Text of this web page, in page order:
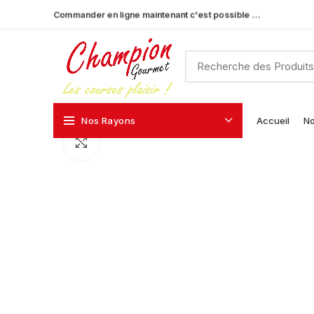
Commander en ligne maintenant c'est possible …
Nos Rayons Accueil